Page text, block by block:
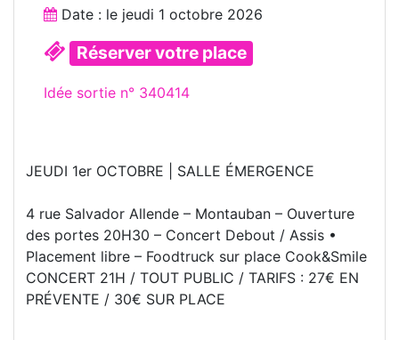
Date : le jeudi 1 octobre 2026
Réserver votre place
Idée sortie n° 340414
JEUDI 1er OCTOBRE | SALLE ÉMERGENCE
4 rue Salvador Allende – Montauban – Ouverture
des portes 20H30 – Concert Debout / Assis •
Placement libre – Foodtruck sur place Cook&Smile
CONCERT 21H / TOUT PUBLIC / TARIFS : 27€ EN
PRÉVENTE / 30€ SUR PLACE